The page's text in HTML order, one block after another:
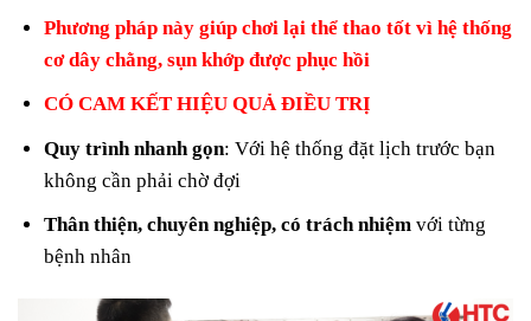
Phương pháp này giúp chơi lại thể thao tốt vì hệ thống
cơ dây chằng, sụn khớp được phục hồi
CÓ CAM KẾT HIỆU QUẢ ĐIỀU TRỊ
Quy trình nhanh gọn: Với hệ thống đặt lịch trước bạn
không cần phải chờ đợi
Thân thiện, chuyên nghiệp, có trách nhiệm với từng
bệnh nhân